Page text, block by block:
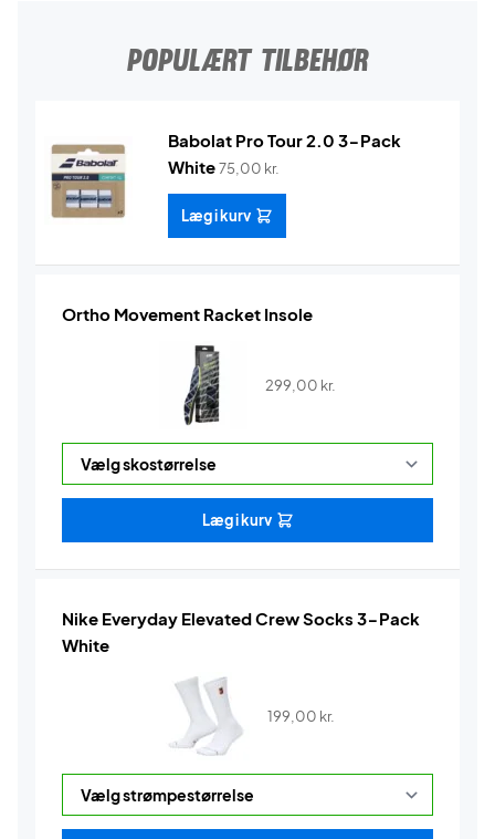
POPULÆRT TILBEHØR
Babolat Pro Tour 2.0 3-Pack
White75,00 kr.
Læg i kurv
Ortho Movement Racket Insole
299,00 kr.
Læg i kurv
Nike Everyday Elevated Crew Socks 3-Pack
White
199,00 kr.